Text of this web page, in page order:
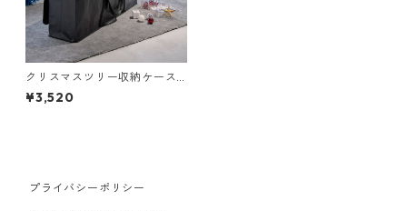
クリスマスツリー収納ケース
山崎実業 tower タワー クリス
マスツリー収納バッグ ブラッ
¥3,520
プライバシーポリシー